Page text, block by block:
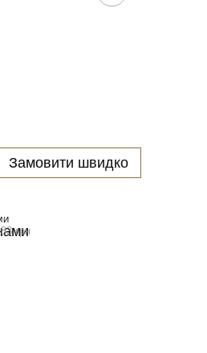
Замовити швидко
грн